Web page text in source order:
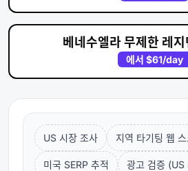
베네수엘라 무제한 레지
에서 $61/day
US 시장 조사 지역 타기팅 웹 스
미국 SERP 추적 광고 검증